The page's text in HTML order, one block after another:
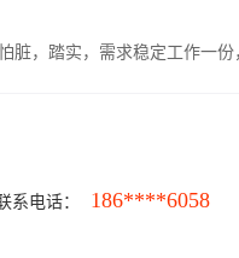
脏，踏实，需求稳定工作一
系电话： 186****6058